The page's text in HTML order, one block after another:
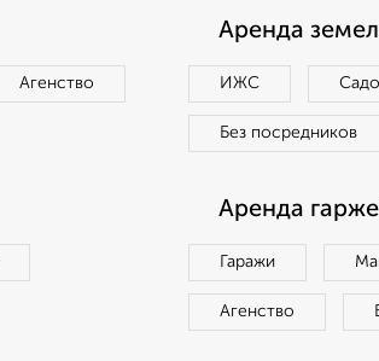
Агенство
Аренда
ИЖС
Без посредников
Аренда
Гаражи
Агенство